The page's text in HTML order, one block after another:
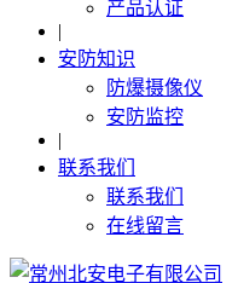
产品认证
|
安防知识
防爆摄像仪
安防监控
|
联系我们
联系我们
在线留言